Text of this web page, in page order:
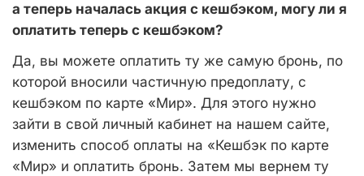
а теперь началась акция с кешбэком, могу ли я
оплатить теперь с кешбэком?
Да, вы можете оплатить ту же самую бронь, по
которой вносили частичную предоплату, с
кешбэком по карте «Мир». Для этого нужно
зайти в свой личный кабинет на нашем сайте,
изменить способ оплаты на «Кешбэк по карте
«Мир» и оплатить бронь. Затем мы вернем ту